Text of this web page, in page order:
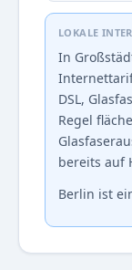
LOKALE
In
DSL,
Regel
bereits auf
Berlin ist